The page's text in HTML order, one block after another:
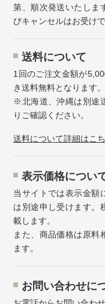
第、順次発送いたしま
びキャンセルはお受けで
送料について
1回のご注文金額が
き送料無料となります。
※北海道、沖縄は別途
りご確認ください。
送料について詳細はこ
表示価格につい
当サイトでは表示金額
は別途申し受けます。
載します。
また、商品価格は原料
ます。
お問い合わせに